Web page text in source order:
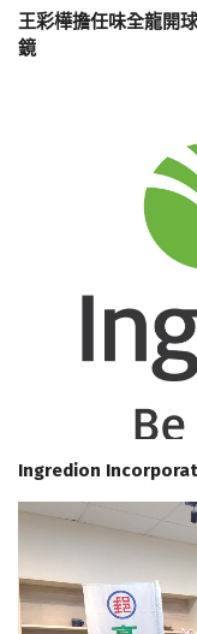
王彩樺擔任味全龍開
鏡
Ingredion